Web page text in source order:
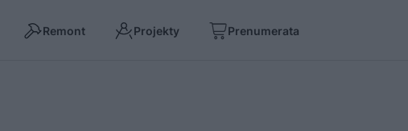
Remont Projekty Prenumerata